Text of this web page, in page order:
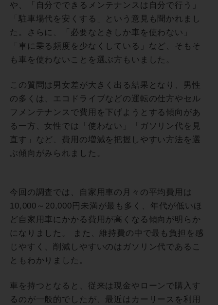
や、「自分でできるメンテナンスは自分で行う」
「駐車場代を安くする」という意見も聞かれまし
た。さらに、「必要なときしか車を使わない」
「車に乗る頻度を少なくしている」など、そもそ
も車を使わないことを選ぶ方もいました。
この質問は男女差が大きく出る結果となり、男性
の多くは、エコドライブなどの運転の仕方やセル
フメンテナンスで費用を下げようとする傾向があ
る一方、女性では「使わない」「ガソリン代を見
直す」など、費用の増減を把握しやすい方法を選
ぶ傾向がみられました。
今回の調査では、自家用車の月々の平均費用は
10,000～20,000円未満が最も多く、年代が低いほ
ど自家用車にかかる費用が高くなる傾向が明らか
になりました。 また、維持費の中で最も負担を感
じやすく、削減しやすいのはガソリン代であるこ
ともわかりました。
車を持つとなると、従来は現金やローンで購入す
るのが一般的でしたが、最近はカーリースを利用